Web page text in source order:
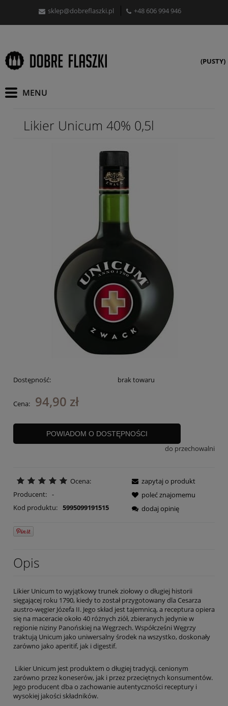
sklep@dobreflaszki.pl +48 606 994 946
(PUSTY)
Likier Unicum 40% 0,5l
Dostępność: brak towaru
Cena: 94,90 zł
POWIADOM O DOSTĘPNOŚCI
do przechowalni
Ocena:
Producent: -
Kod produktu: 5995099191515
zapytaj o produkt
poleć znajomemu
dodaj opinię
Opis
Likier Unicum to wyjątkowy trunek ziołowy o długiej historii
sięgającej roku 1790, kiedy to został przygotowany dla Cesarza
austro-węgier Józefa II. Jego skład jest tajemnicą, a receptura opiera
się na maceracie około 40 różnych ziół, zbieranych jedynie w
regionie niziny Panońskiej na Węgrzech. Współcześni Węgrzy
traktują Unicum jako uniwersalny środek na wszystko, doskonały
zarówno jako aperitif, jak i digestif.
Likier Unicum jest produktem o długiej tradycji, cenionym
zarówno przez koneserów, jak i przez przeciętnych konsumentów.
Jego producent dba o zachowanie autentyczności receptury i
wysokiej jakości składników.